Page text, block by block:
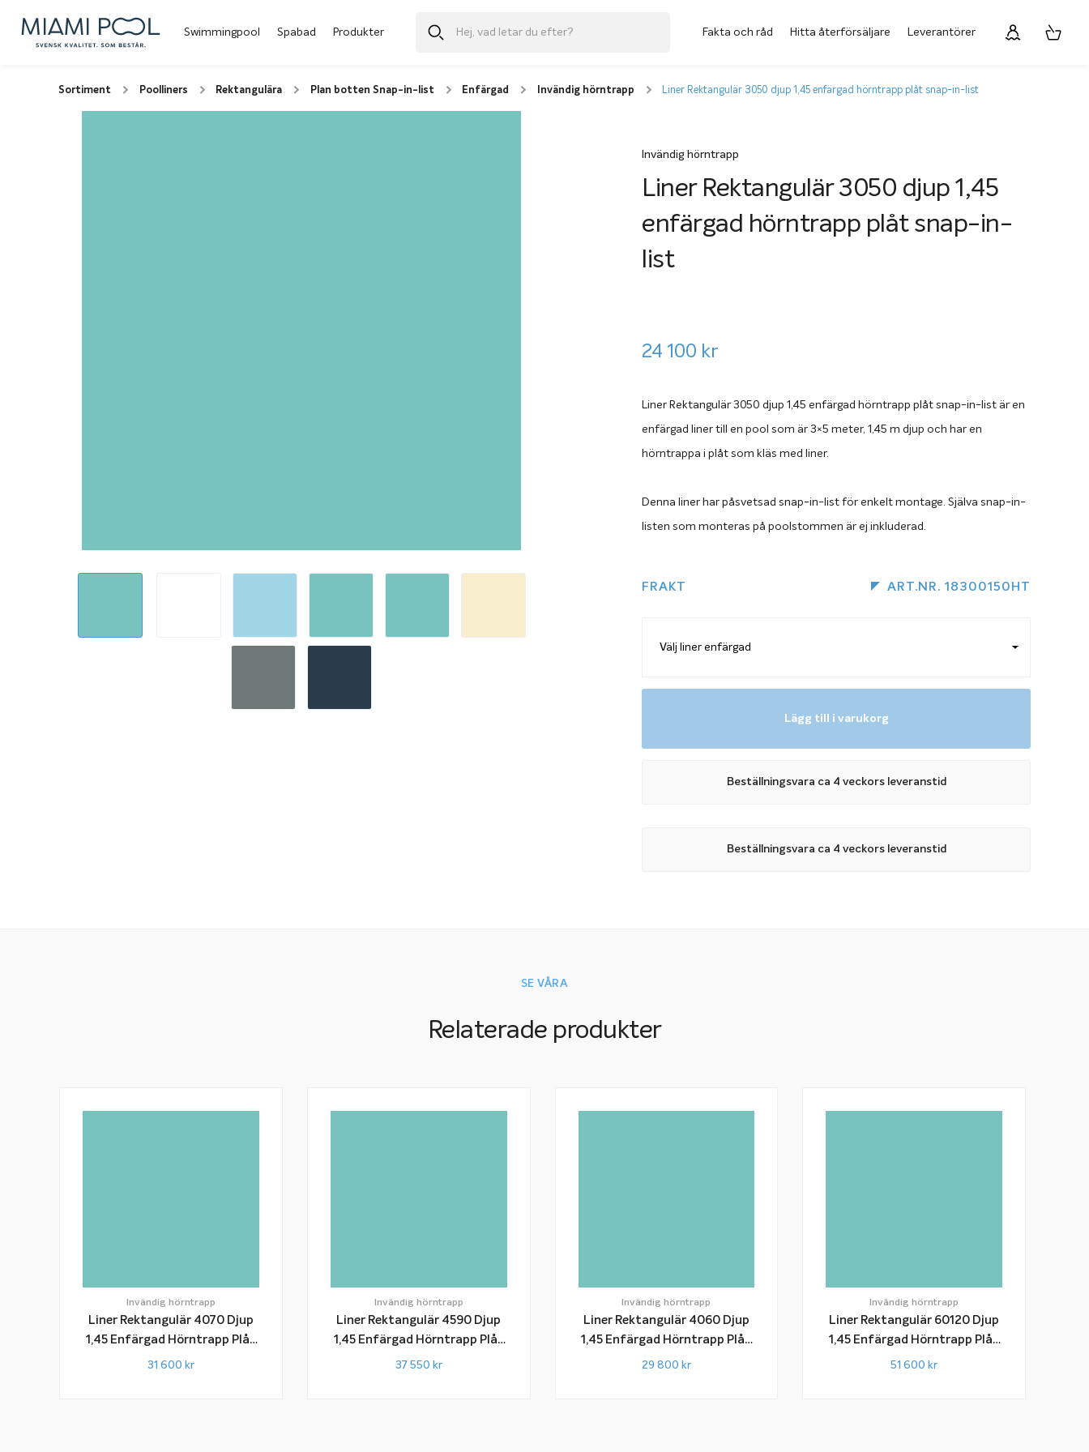
Swimmingpool Spabad Produkter Fakta och råd Hitta återförsäljare Leverantörer
Sortiment Poolliners Rektangulära Plan botten Snap-in-list Enfärgad Invändig hörntrapp Liner Rektangulär 3050 djup 1,45 enfärgad hörntrapp plåt snap-in-list
Invändig hörntrapp
Liner Rektangulär 3050 djup 1,45
enfärgad hörntrapp plåt snap-in-
list
24 100 kr
Liner Rektangulär 3050 djup 1,45 enfärgad hörntrapp plåt snap-in-list är en
enfärgad liner till en pool som är 3×5 meter, 1,45 m djup och har en
hörntrappa i plåt som kläs med liner.
Denna liner har påsvetsad snap-in-list för enkelt montage. Själva snap-in-
listen som monteras på poolstommen är ej inkluderad.
FRAKT ART.NR. 18300150HT
Lägg till i varukorg
Beställningsvara ca 4 veckors leveranstid
Beställningsvara ca 4 veckors leveranstid
SE VÅRA
Relaterade produkter
Invändig hörntrapp
Liner Rektangulär 4070 Djup
1,45 Enfärgad Hörntrapp Plåt
Snap-In-List
31 600 kr
Invändig hörntrapp
Liner Rektangulär 4590 Djup
1,45 Enfärgad Hörntrapp Plåt
Snap-In-List
37 550 kr
Invändig hörntrapp
Liner Rektangulär 4060 Djup
1,45 Enfärgad Hörntrapp Plåt
Snap-In-List
29 800 kr
Invändig hörntrapp
Liner Rektangulär 60120 Djup
1,45 Enfärgad Hörntrapp Plåt
Snap-In-List
51 600 kr